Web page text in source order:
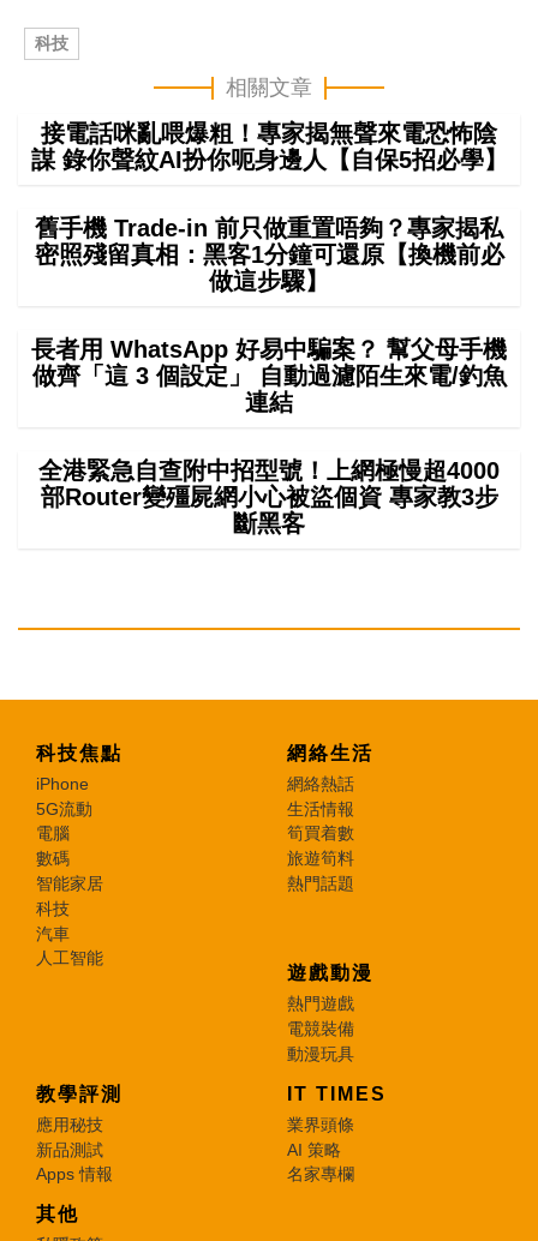
科技
相關文章
接電話咪亂喂爆粗！專家揭無聲來電恐怖陰
謀 錄你聲紋AI扮你呃身邊人【自保5招必學】
舊手機 Trade-in 前只做重置唔夠？專家揭私
密照殘留真相：黑客1分鐘可還原【換機前必
做這步驟】
長者用 WhatsApp 好易中騙案？ 幫父母手機
做齊「這 3 個設定」 自動過濾陌生來電/釣魚
連結
全港緊急自查附中招型號！上網極慢超4000
部Router變殭屍網小心被盜個資 專家教3步
斷黑客
科技焦點
iPhone
5G流動
電腦
數碼
智能家居
科技
汽車
人工智能
網絡生活
網絡熱話
生活情報
筍買着數
旅遊筍料
熱門話題
遊戲動漫
熱門遊戲
電競裝備
動漫玩具
教學評測
應用秘技
新品測試
Apps 情報
IT TIMES
業界頭條
AI 策略
名家專欄
其他